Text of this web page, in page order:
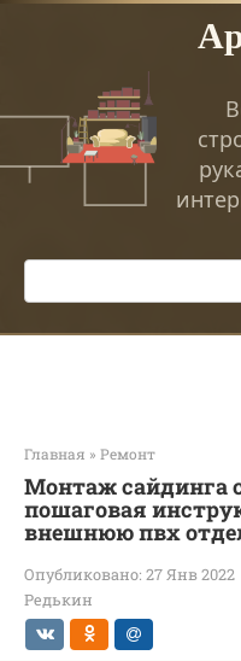
Перейти
Поиск:
Главная » Ремонт
Монтаж сайдинга
пошаговая
внешнюю пвх
Опубликовано: 27 Янв 2022
Редькин